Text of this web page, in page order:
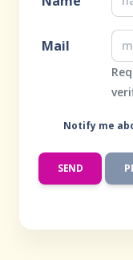
Mail
Notify me